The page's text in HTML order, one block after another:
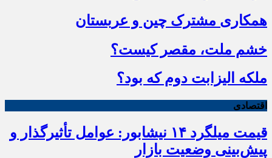
همکاری مشترک چین و عربستان
خشم ملت، مقصر کیست؟
ملکه الیزابت دوم که بود؟
اقتصادی
قیمت میلگرد ۱۴ نیشابور: عوامل تأثیرگذار و
پیش‌بینی وضعیت بازار